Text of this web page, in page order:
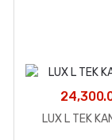
LUX L TEK